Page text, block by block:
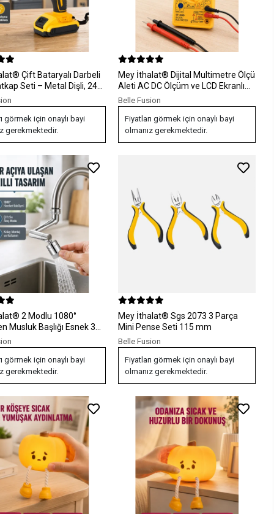
Çift Bataryalı Darbeli
Seti – Metal Dişli, 24
ve LED Işıklı
görmek için onaylı bayi
gerekmektedir.
Mey İthalat® Dijital Multimetre Ölçü
Aleti AC DC Ölçüm ve LCD Ekranlı
Yeni Nesil
Belle Fusion
Fiyatları görmek için onaylı bayi
olmanız gerekmektedir.
2 Modlu 1080°
Musluk Başlığı Esnek 3
Tasarım
görmek için onaylı bayi
gerekmektedir.
Mey İthalat® Sgs 2073 3 Parça
Mini Pense Seti 115 mm
Belle Fusion
Fiyatları görmek için onaylı bayi
olmanız gerekmektedir.